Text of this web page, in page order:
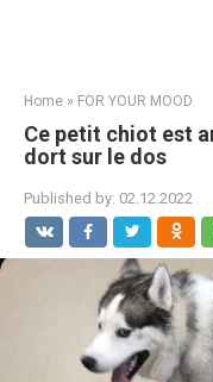
Home » FOR YOUR MOOD
Ce petit chiot est
dort sur le dos
Published by: 02.12.2022